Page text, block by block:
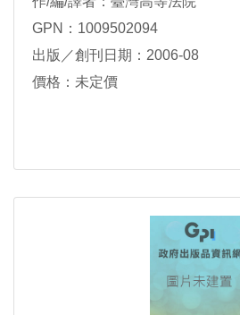
GPN：1009502094
出版／創刊日期：2006-08
價格：未定價